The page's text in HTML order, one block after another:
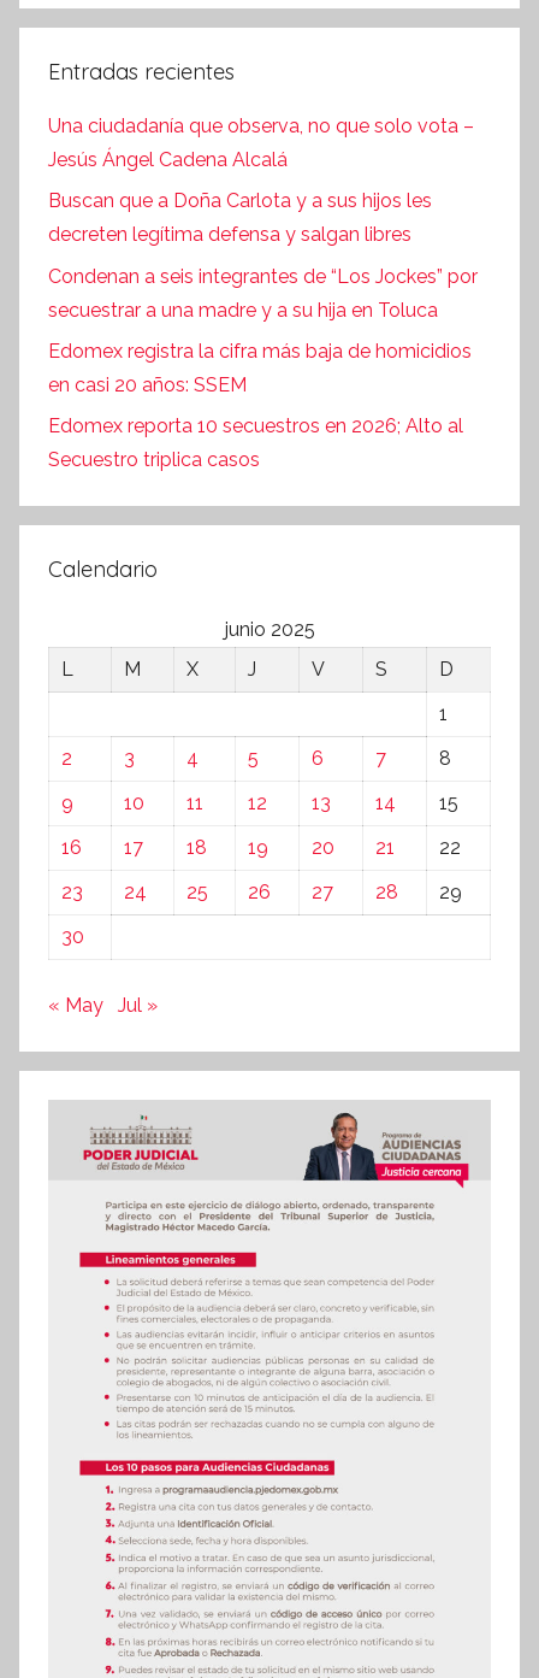
Entradas recientes
Una ciudadanía que observa, no que solo vota –
Jesús Ángel Cadena Alcalá
Buscan que a Doña Carlota y a sus hijos les
decreten legítima defensa y salgan libres
Condenan a seis integrantes de “Los Jockes” por
secuestrar a una madre y a su hija en Toluca
Edomex registra la cifra más baja de homicidios
en casi 20 años: SSEM
Edomex reporta 10 secuestros en 2026; Alto al
Secuestro triplica casos
Calendario
junio 2025
L
M X J V S
D
1
2
3 4 5 6 7
8
9
10 11 12 13 14
15
16
17 18 19 20 21
22
23
24 25 26 27 28
29
30
« May Jul »